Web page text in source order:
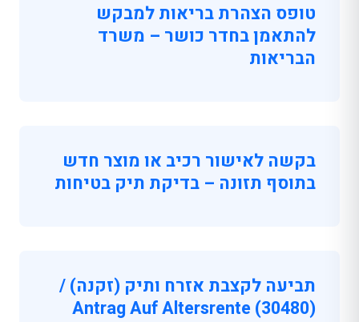
טופס הצהרת בריאות למבקש
להתאמן בחדר כושר – משרד
הבריאות
בקשה לאישור רכיב או מוצר חדש
בתוסף תזונה – בדיקת תיק בטיחות
תביעה לקצבת אזרח ותיק (זקנה) /
(30480) Antrag Auf Altersrente